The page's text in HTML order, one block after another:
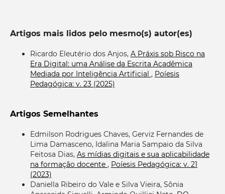
Artigos mais lidos pelo mesmo(s) autor(es)
Ricardo Eleutério dos Anjos, A Práxis sob Risco na
Era Digital: uma Análise da Escrita Acadêmica
Mediada por Inteligência Artificial , Poíesis
Pedagógica: v. 23 (2025)
Artigos Semelhantes
Edmilson Rodrigues Chaves, Gerviz Fernandes de
Lima Damasceno, Idalina Maria Sampaio da Silva
Feitosa Dias, As mídias digitais e sua aplicabilidade
na formação docente , Poíesis Pedagógica: v. 21
(2023)
Daniella Ribeiro do Vale e Silva Vieira, Sônia